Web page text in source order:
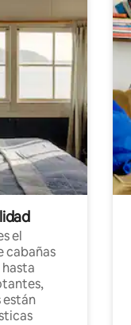
el
cabañas
están